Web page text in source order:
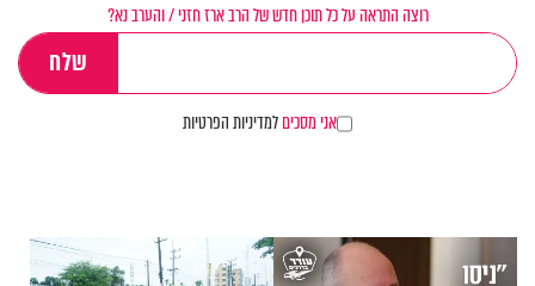
רוצה התראה על כל תוכן חדש של הרב ארז חזני / והערב נא?
אני מסכיםלמדיניות הפרטיות